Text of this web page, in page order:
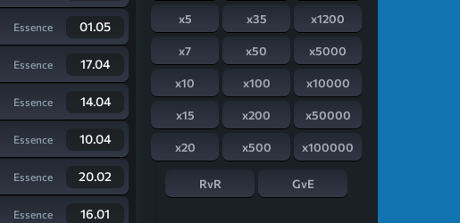
Essence 01.05
Essence 17.04
Essence 14.04
Essence 10.04
Essence 20.02
Essence 16.01
x5
x7
x10
x15
x20
x35
x50
x100
x200
x500
x1200
x5000
x10000
x50000
x100000
RvR GvE